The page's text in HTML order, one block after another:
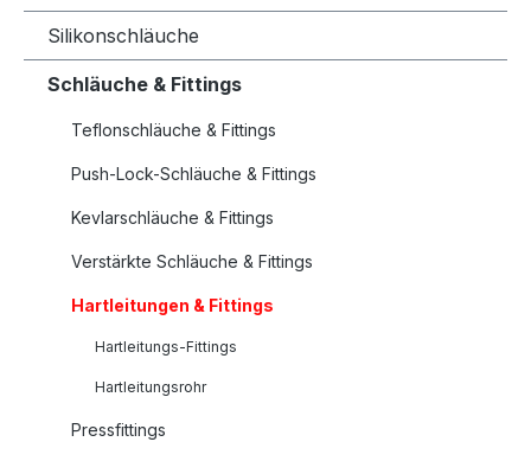
Silikonschläuche
Schläuche & Fittings
Teflonschläuche & Fittings
Push-Lock-Schläuche & Fittings
Kevlarschläuche & Fittings
Verstärkte Schläuche & Fittings
Hartleitungen & Fittings
Hartleitungs-Fittings
Hartleitungsrohr
Pressfittings